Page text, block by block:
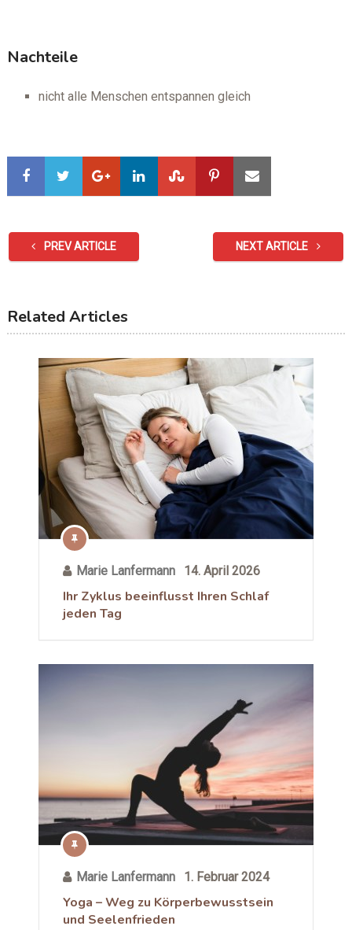
Nachteile
nicht alle Menschen entspannen gleich
PREV ARTICLE NEXT ARTICLE
Related Articles
Marie Lanfermann 14. April 2026
Ihr Zyklus beeinflusst Ihren Schlaf
jeden Tag
Marie Lanfermann 1. Februar 2024
Yoga – Weg zu Körperbewusstsein
und Seelenfrieden